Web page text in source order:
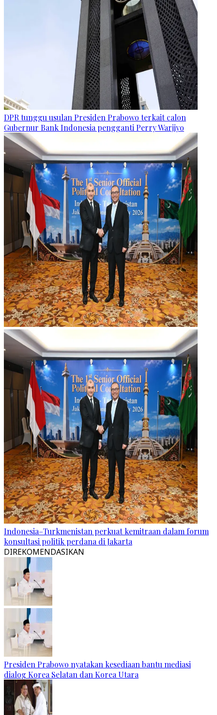
DPR tunggu usulan Presiden Prabowo terkait calon
Gubernur Bank Indonesia pengganti Perry Warjiyo
Indonesia–Turkmenistan perkuat kemitraan dalam forum
konsultasi politik perdana di Jakarta
DIREKOMENDASIKAN
Presiden Prabowo nyatakan kesediaan bantu mediasi
dialog Korea Selatan dan Korea Utara